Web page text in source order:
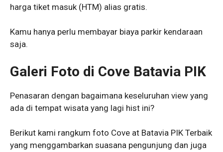
harga tiket masuk (HTM) alias gratis.
Kamu hanya perlu membayar biaya parkir kendaraan
saja.
Galeri Foto di Cove Batavia PIK
Penasaran dengan bagaimana keseluruhan view yang
ada di tempat wisata yang lagi hist ini?
Berikut kami rangkum foto Cove at Batavia PIK Terbaik
yang menggambarkan suasana pengunjung dan juga